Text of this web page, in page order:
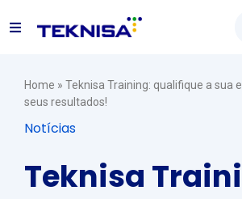
paraToggle
Soluções
Home » Teknisa Training: qualifique a sua
seus resultados!
Notícias
Teknisa